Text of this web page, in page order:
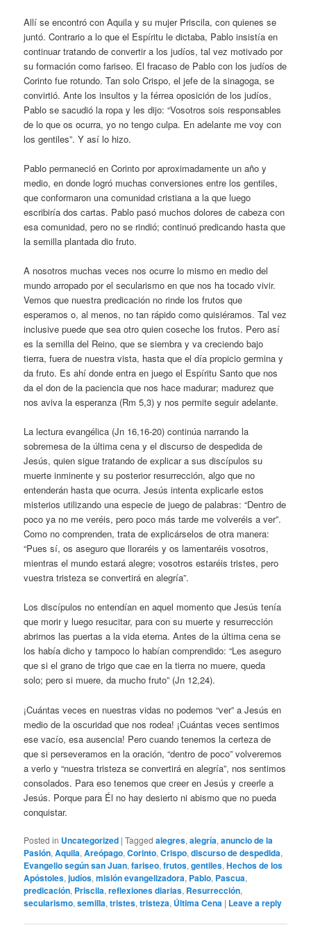
Allí se encontró con Aquila y su mujer Priscila, con quienes se
juntó. Contrario a lo que el Espíritu le dictaba, Pablo insistía en
continuar tratando de convertir a los judíos, tal vez motivado por
su formación como fariseo. El fracaso de Pablo con los judíos de
Corinto fue rotundo. Tan solo Crispo, el jefe de la sinagoga, se
convirtió. Ante los insultos y la férrea oposición de los judíos,
Pablo se sacudió la ropa y les dijo: “Vosotros sois responsables
de lo que os ocurra, yo no tengo culpa. En adelante me voy con
los gentiles”. Y así lo hizo.
Pablo permaneció en Corinto por aproximadamente un año y
medio, en donde logró muchas conversiones entre los gentiles,
que conformaron una comunidad cristiana a la que luego
escribiría dos cartas. Pablo pasó muchos dolores de cabeza con
esa comunidad, pero no se rindió; continuó predicando hasta que
la semilla plantada dio fruto.
A nosotros muchas veces nos ocurre lo mismo en medio del
mundo arropado por el secularismo en que nos ha tocado vivir.
Vemos que nuestra predicación no rinde los frutos que
esperamos o, al menos, no tan rápido como quisiéramos. Tal vez
inclusive puede que sea otro quien coseche los frutos. Pero así
es la semilla del Reino, que se siembra y va creciendo bajo
tierra, fuera de nuestra vista, hasta que el día propicio germina y
da fruto. Es ahí donde entra en juego el Espíritu Santo que nos
da el don de la paciencia que nos hace madurar; madurez que
nos aviva la esperanza (Rm 5,3) y nos permite seguir adelante.
La lectura evangélica (Jn 16,16-20) continúa narrando la
sobremesa de la última cena y el discurso de despedida de
Jesús, quien sigue tratando de explicar a sus discípulos su
muerte inminente y su posterior resurrección, algo que no
entenderán hasta que ocurra. Jesús intenta explicarle estos
misterios utilizando una especie de juego de palabras: “Dentro de
poco ya no me veréis, pero poco más tarde me volveréis a ver”.
Como no comprenden, trata de explicárselos de otra manera:
“Pues sí, os aseguro que lloraréis y os lamentaréis vosotros,
mientras el mundo estará alegre; vosotros estaréis tristes, pero
vuestra tristeza se convertirá en alegría”.
Los discípulos no entendían en aquel momento que Jesús tenía
que morir y luego resucitar, para con su muerte y resurrección
abrirnos las puertas a la vida eterna. Antes de la última cena se
los había dicho y tampoco lo habían comprendido: “Les aseguro
que si el grano de trigo que cae en la tierra no muere, queda
solo; pero si muere, da mucho fruto” (Jn 12,24).
¡Cuántas veces en nuestras vidas no podemos “ver” a Jesús en
medio de la oscuridad que nos rodea! ¡Cuántas veces sentimos
ese vacío, esa ausencia! Pero cuando tenemos la certeza de
que si perseveramos en la oración, “dentro de poco” volveremos
a verlo y “nuestra tristeza se convertirá en alegría”, nos sentimos
consolados. Para eso tenemos que creer en Jesús y creerle a
Jesús. Porque para Él no hay desierto ni abismo que no pueda
conquistar.
Posted in Uncategorized |Tagged alegres,alegría,anuncio de la
Pasión,Aquila,Areópago,Corinto,Crispo,discurso de despedida,
Evangelio según san Juan,fariseo,frutos,gentiles,Hechos de los
Apóstoles,judíos,misión evangelizadora, Pablo, Pascua,
predicación, Priscila,reflexiones diarias, Resurrección,
secularismo,semilla,tristes,tristeza, Última Cena | Leave a reply